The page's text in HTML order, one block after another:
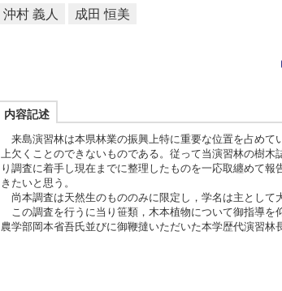
沖村 義人 成田 恒美
内容記述
来島演習林は本県林業の振興上特に重要な位置を占めて
上欠くことのできないものである。従って当演習林の樹木
り調査に着手し現在までに整理したものを一応取纏めて
きたいと思う。
尚本調査は天然生のもののみに限定し，学名は主として
この調査を行うに当り笹類，木本植物について御指導を
農学部岡本省吾氏並びに御鞭撻いただいた本学歴代演習林